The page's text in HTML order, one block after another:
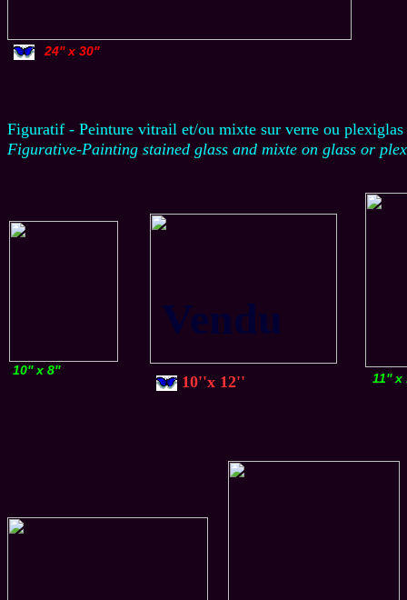
Figuratif - Peinture vitrail et/ou mixte sur verre ou
Figurative-Painting stained glass and mixte on glass or
24'' x 30''
Vendu
10''x 12'' 11'' x
10'' x 8''